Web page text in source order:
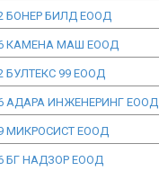
БОНЕР БИЛД ЕООД
КАМЕНА МАШ ЕООД
БУЛТЕКС 99 ЕООД
АДАРА ИНЖЕНЕРИНГ ЕООД
МИКРОСИСТ ЕООД
БГ НАДЗОР ЕООД